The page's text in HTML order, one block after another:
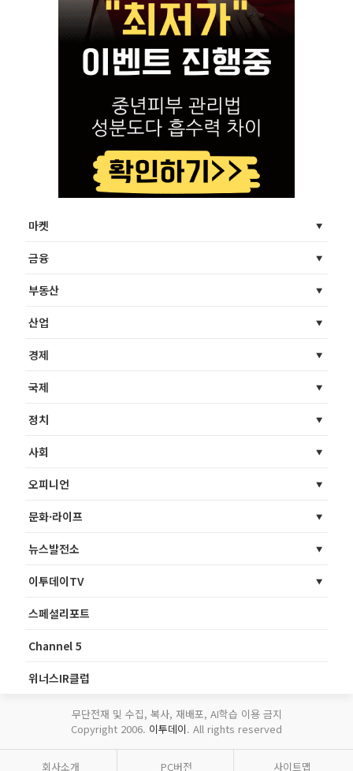
마켓
금융
부동산
산업
경제
국제
정치
사회
오피니언
문화·라이프
뉴스발전소
이투데이TV
스페셜리포트
Channel 5
위너스IR클럽
무단전재 및 수집, 복사, 재배포, AI학습 이용 금지
Copyright 2006. 이투데이. All rights reserved
회사소개 PC버전 사이트맵